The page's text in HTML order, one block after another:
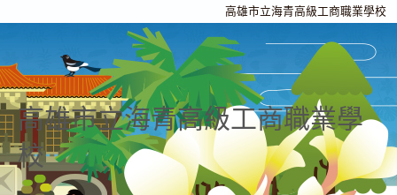
高雄市立海青高級工商職業學校
高雄市立海青高級工商職業學
校